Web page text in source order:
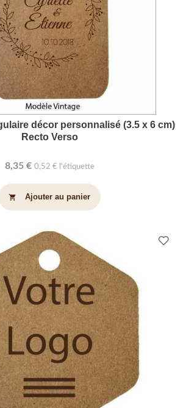
décor personnalisé (3.5 x 6 cm)
Recto Verso
8,35 € 0,52 € l'étiquette
shopping_cart Ajouter au panier